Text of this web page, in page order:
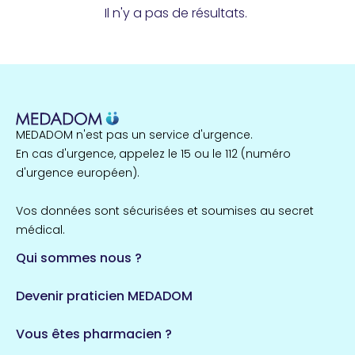
Il n'y a pas de résultats.
MEDADOM n'est pas un service d'urgence.
En cas d'urgence, appelez le 15 ou le 112 (numéro
d'urgence européen).
Vos données sont sécurisées et soumises au secret
médical.
Qui sommes nous ?
Devenir praticien MEDADOM
Vous êtes pharmacien ?